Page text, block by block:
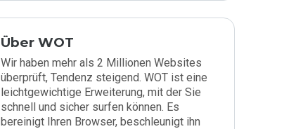
Über WOT
Wir haben mehr als 2 Millionen Websites
überprüft, Tendenz steigend. WOT ist eine
leichtgewichtige Erweiterung, mit der Sie
schnell und sicher surfen können. Es
bereinigt Ihren Browser, beschleunigt ihn